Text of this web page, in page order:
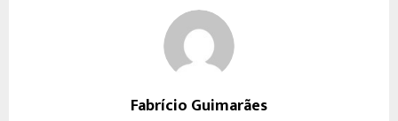
Fabrício Guimarães